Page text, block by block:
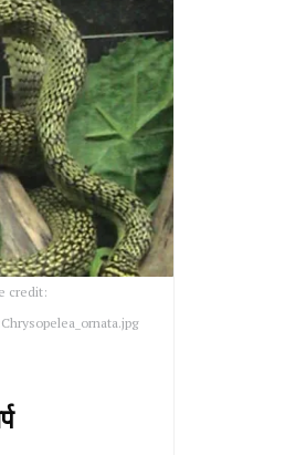
credit: